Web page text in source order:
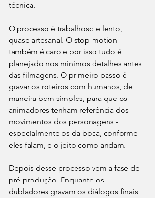
técnica.
O processo é trabalhoso e lento,
quase artesanal. O stop-motion
também é caro e por isso tudo é
planejado nos mínimos detalhes antes
das filmagens. O primeiro passo é
gravar os roteiros com humanos, de
maneira bem simples, para que os
animadores tenham referência dos
movimentos dos personagens -
especialmente os da boca, conforme
eles falam, e o jeito como andam.
Depois desse processo vem a fase de
pré-produção. Enquanto os
dubladores gravam os diálogos finais